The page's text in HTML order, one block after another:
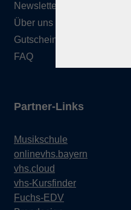
Newsletter
Über uns
Gutschein
FAQ
Partner-Links
Musikschule
onlinevhs.bayern
vhs.cloud
vhs-Kursfinder
Fuchs-EDV